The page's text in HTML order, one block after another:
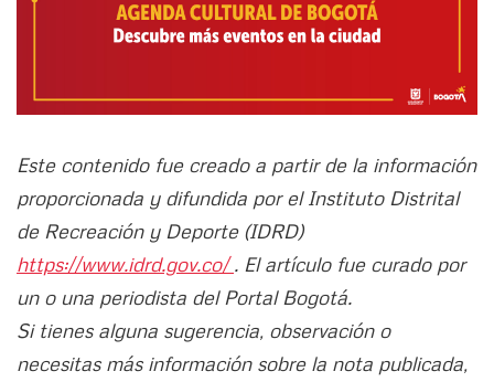
Este contenido fue creado a partir de la información
proporcionada y difundida por el Instituto Distrital
de Recreación y Deporte (IDRD)
https://www.idrd.gov.co/. El artículo fue curado por
un o una periodista del Portal Bogotá.
Si tienes alguna sugerencia, observación o
necesitas más información sobre la nota publicada,